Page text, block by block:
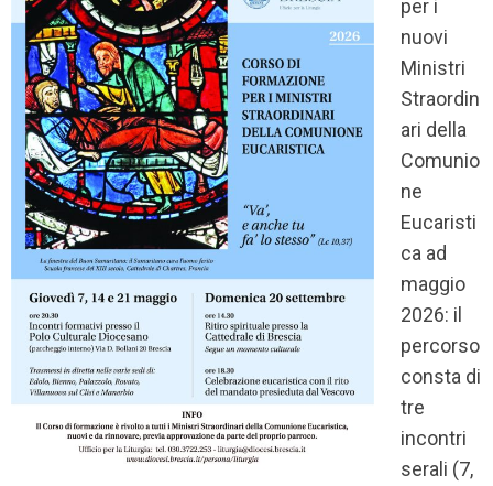
per i
nuovi
Ministri
Straordin
ari della
Comunio
ne
Eucaristi
ca ad
maggio
2026: il
percorso
consta di
tre
incontri
serali (7,